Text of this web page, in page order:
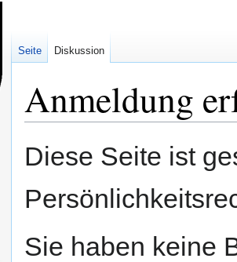
Anmeldung
Navigation
Suche
Diese Seite ist
Sie haben keine
Seite Diskussion